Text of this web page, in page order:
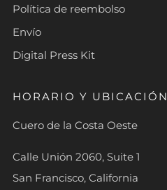
Política de reembolso
Envío
Digital Press Kit
HORARIO Y UBICACIÓN
Cuero de la Costa Oeste
Calle Unión 2060, Suite 1
San Francisco, California